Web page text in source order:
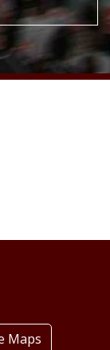
Maps